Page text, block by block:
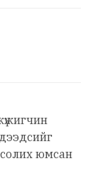
юмсан